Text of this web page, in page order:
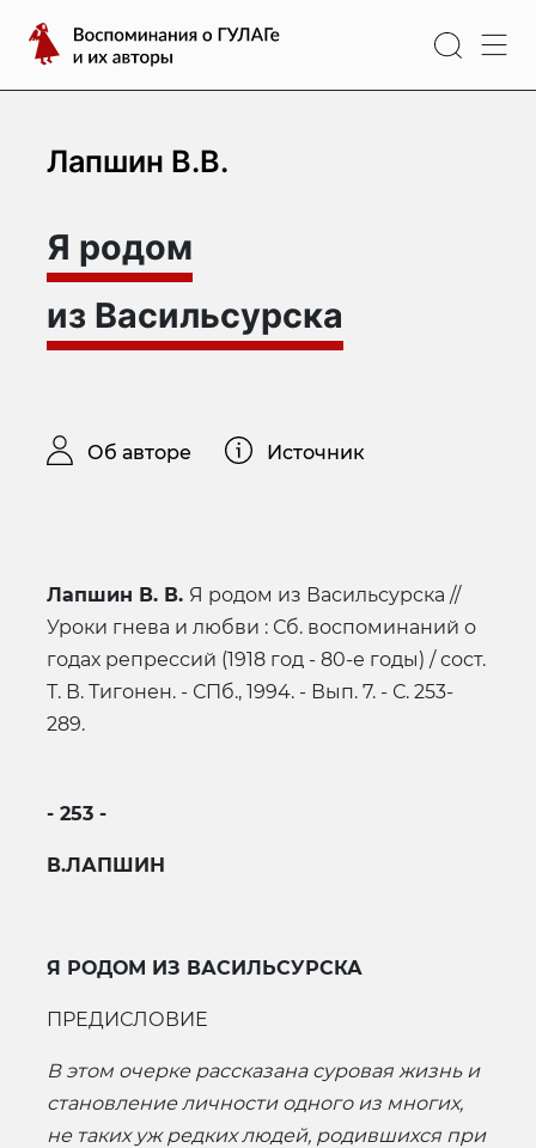
содержимому
Воспоминания
о
ГУЛАГе
авторы
Лапшин В.В.
Я родом
из Васильсурска
Об авторе Источник
Лапшин В. В. Я родом из Васильсурска //
Уроки гнева и любви : Сб. воспоминаний о
годах репрессий (1918 год - 80-е годы) / сост.
Т. В. Тигонен. - СПб., 1994. - Вып. 7. - С. 253-
289.
- 253 -
В.ЛАПШИН
Я РОДОМ ИЗ ВАСИЛЬСУРСКА
ПРЕДИСЛОВИЕ
В этом очерке рассказана суровая жизнь и
становление личности одного из многих,
не таких уж редких людей, родившихся при